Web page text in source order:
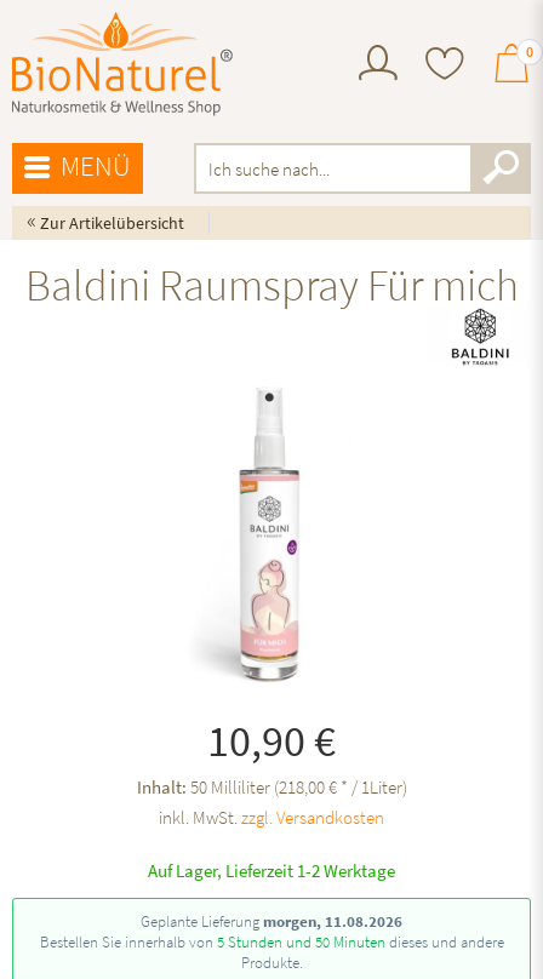
0
MENÜ
« Zur Artikelübersicht
Baldini Raumspray Für mich
10,90 €
Inhalt: 50 Milliliter (218,00 € * / 1Liter)
inkl. MwSt.zzgl. Versandkosten
Auf Lager, Lieferzeit 1-2 Werktage
Geplante Lieferungmorgen, 11.08.2026
Bestellen Sie innerhalb von 5 Stunden und 50 Minuten dieses und andere
Produkte.